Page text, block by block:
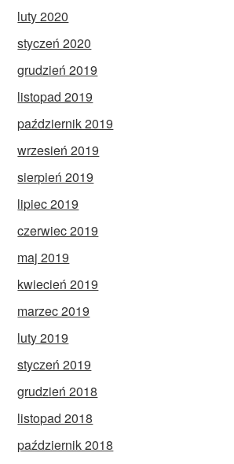
luty 2020
styczeń 2020
grudzień 2019
listopad 2019
październik 2019
wrzesień 2019
sierpień 2019
lipiec 2019
czerwiec 2019
maj 2019
kwiecień 2019
marzec 2019
luty 2019
styczeń 2019
grudzień 2018
listopad 2018
październik 2018